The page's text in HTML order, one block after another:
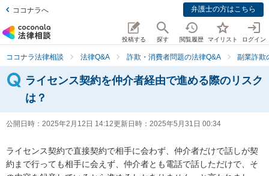
ココナラへ 弁護士の方はこちら
投稿する 探す 閲覧履歴 マイリスト ログイン
ココナラ法律相談 法律Q&A 詐欺・消費者問題の法律Q&A 副業詐欺
ライセンス契約を仲介者経由で進める際のリスク
は？
公開日時： 2025年2月12日 14:12更新日時： 2025年5月31日 00:34
ライセンス契約で直接契約で相手に会わず、仲介者だけで話しが契
約まで行っても相手に会えず、仲介者とも電話で話しただけで、そ